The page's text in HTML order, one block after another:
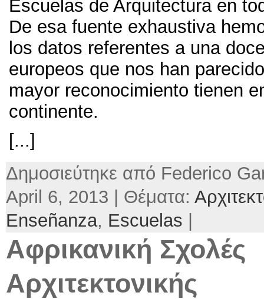
Escuelas de Arquitectura en
De esa fuente exhaustiva
los datos referentes a una
europeos que nos han
mayor reconocimiento tienen
continente.
[...]
Δημοσιεύτηκε από Federico
April 6, 2013 | Θέματα:
Enseñanza, Escuelas
Αφρικανική Σχολές
Αρχιτεκτονικής